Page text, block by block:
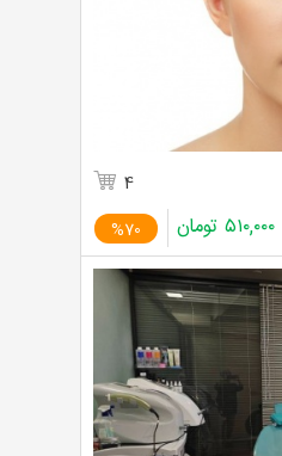
4
%70 ۵۱۰,۰۰۰ تومان